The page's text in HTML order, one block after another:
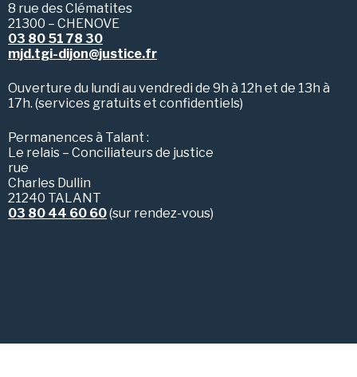
8 rue des Clématites
21300 – CHENOVE
03 80 51 78 30
mjd.tgi-dijon@justice.fr
Ouverture du lundi au vendredi de 9h à 12h et de 13h à
17h. (services gratuits et confidentiels)
Permanences à Talant :
Le relais – Conciliateurs de justice
rue
Charles Dullin
21240 TALANT
03 80 44 60 60(sur rendez-vous)